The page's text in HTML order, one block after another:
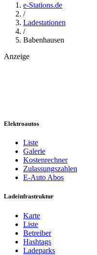
e-Stations.de
/
Ladestationen
/
Babenhausen
Anzeige
Elektroautos
Liste
Galerie
Kostenrechner
Zulassungszahlen
E-Auto Abos
Ladeinfrastruktur
Karte
Liste
Betreiber
Hashtags
Ladeparks